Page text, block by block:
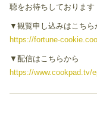
聴をお待ちしております
▼観覧申し込みはこちら
https://fortune-
▼配信はこちらから
https://www.cookpad.tv/